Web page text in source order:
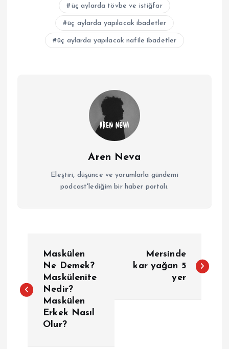
üç aylarda tövbe ve istiğfar
üç aylarda yapılacak ibadetler
üç aylarda yapılacak nafile ibadetler
Aren Neva
Eleştiri, düşünce ve yorumlarla gündemi
podcast'lediğim bir haber portalı.
z
Maskülen
Ne Demek?
Maskülenite
Nedir?
Maskülen
Erkek Nasıl
Olur?
Mersinde
kar yağan 5
yer